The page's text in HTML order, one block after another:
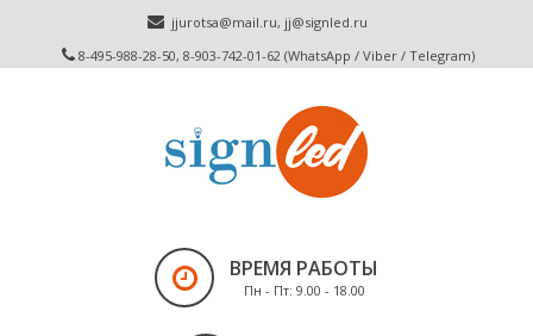
jjurotsa@mail.ru, jj@signled.ru
8-495-988-28-50, 8-903-742-01-62 (WhatsApp / Viber / Telegram)
ВРЕМЯ РАБОТЫ
Пн - Пт: 9.00 - 18.00